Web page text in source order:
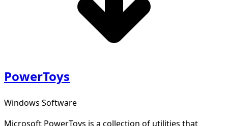
PowerToys
Windows Software
Microsoft PowerToys is a collection of utilities that